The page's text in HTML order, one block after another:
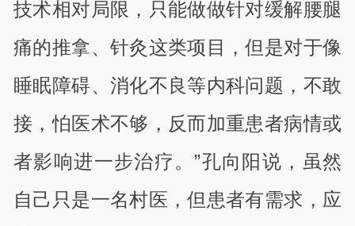
技术相对局限，只能做做针对缓解腰腿
痛的推拿、针灸这类项目，但是对于像
睡眠障碍、消化不良等内科问题，不敢
接，怕医术不够，反而加重患者病情或
者影响进一步治疗。”孔向阳说，虽然
自己只是一名村医，但患者有需求，应